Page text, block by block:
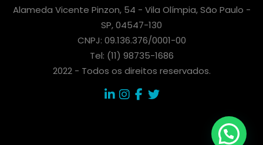
Alameda Vicente Pinzon, 54 - Vila Olímpia, São Paulo -
SP, 04547-130
CNPJ: 09.136.376/0001-00
Tel: (11) 98735-1686
2022 - Todos os direitos reservados.